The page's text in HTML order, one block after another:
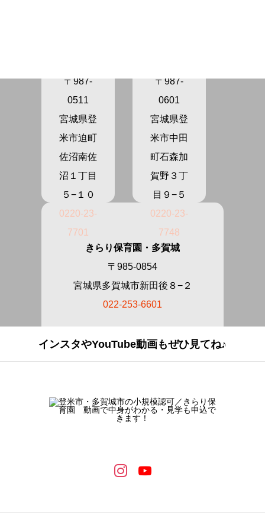
〒987-
0511
宮城県登
米市迫町
佐沼南佐
沼１丁目
５−１０
0220-23-
7701
〒987-
0601
宮城県登
米市中田
町石森加
賀野３丁
目９−５
0220-23-
7748
きらり保育園・多賀城
〒985-0854
宮城県多賀城市新田後８−２
022-253-6601
インスタやYouTube動画もぜひ見てね♪